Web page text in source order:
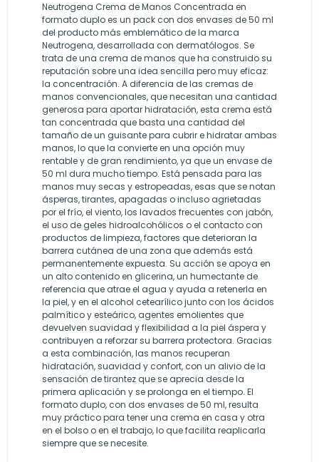
Neutrogena Crema de Manos Concentrada en
formato duplo es un pack con dos envases de 50 ml
del producto más emblemático de la marca
Neutrogena, desarrollada con dermatólogos. Se
trata de una crema de manos que ha construido su
reputación sobre una idea sencilla pero muy eficaz:
la concentración. A diferencia de las cremas de
manos convencionales, que necesitan una cantidad
generosa para aportar hidratación, esta crema está
tan concentrada que basta una cantidad del
tamaño de un guisante para cubrir e hidratar ambas
manos, lo que la convierte en una opción muy
rentable y de gran rendimiento, ya que un envase de
50 ml dura mucho tiempo. Está pensada para las
manos muy secas y estropeadas, esas que se notan
ásperas, tirantes, apagadas o incluso agrietadas
por el frío, el viento, los lavados frecuentes con jabón,
el uso de geles hidroalcohólicos o el contacto con
productos de limpieza, factores que deterioran la
barrera cutánea de una zona que además está
permanentemente expuesta. Su acción se apoya en
un alto contenido en glicerina, un humectante de
referencia que atrae el agua y ayuda a retenerla en
la piel, y en el alcohol cetearílico junto con los ácidos
palmítico y esteárico, agentes emolientes que
devuelven suavidad y flexibilidad a la piel áspera y
contribuyen a reforzar su barrera protectora. Gracias
a esta combinación, las manos recuperan
hidratación, suavidad y confort, con un alivio de la
sensación de tirantez que se aprecia desde la
primera aplicación y se prolonga en el tiempo. El
formato duplo, con dos envases de 50 ml, resulta
muy práctico para tener una crema en casa y otra
en el bolso o en el trabajo, lo que facilita reaplicarla
siempre que se necesite.